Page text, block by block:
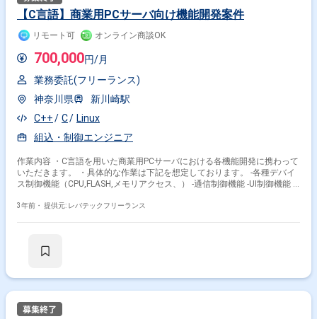
【C言語】商業用PCサーバ向け機能開発案件
リモート可 オンライン商談OK
700,000円/月
業務委託(フリーランス)
神奈川県
新川崎駅
C++
C
Linux
組込・制御エンジニア
作業内容 ・C言語を用いた商業用PCサーバにおける各機能開発に携わって
いただきます。 ・具体的な作業は下記を想定しております。 -各種デバイ
ス制御機能（CPU,FLASH,メモリアクセス、） -通信制御機能 -UI制御機能 -
ので、 ご経験やご希望に応じて割り振りを行う想定です。 -ファーム精
3年前・ 提供元: レバテックフリーランス